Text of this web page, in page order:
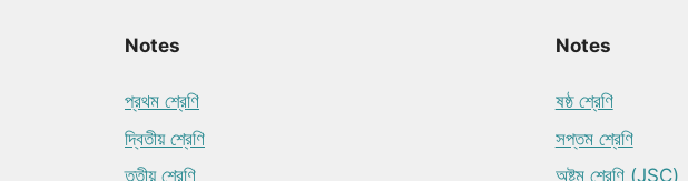
Notes
প্রথম শ্রেণি
দ্বিতীয় শ্রেণি
তৃতীয় শ্রেণি
Notes
ষষ্ঠ শ্রেণি
সপ্তম শ্রেণি
অষ্টম শ্রেণি (JSC)